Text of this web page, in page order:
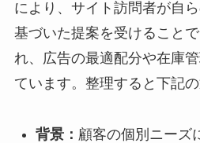
により、サイト訪問者が自
基づいた提案を受けること
れ、広告の最適配分や在庫
ています。整理すると下記の
背景： 顧客の個別ニーズ